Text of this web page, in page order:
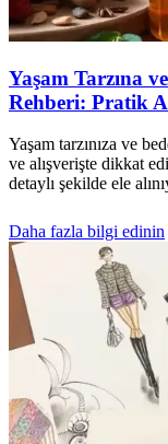
Yaşam Tarzına
Rehberi: Pratik
Yaşam tarzınıza ve
ve alışverişte dikkat
detaylı şekilde ele
Daha fazla bilgi edinin